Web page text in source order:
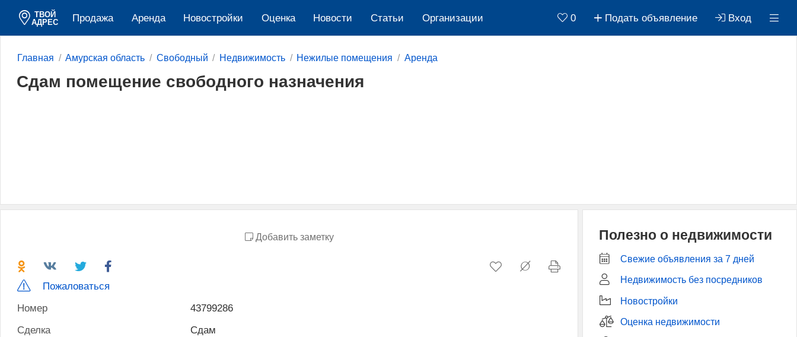
ТВОЙ
АДРЕС
Продажа Аренда Новостройки Оценка Новости Cтатьи Организации 0 Подать объявление Вход
Главная Амурская область Свободный Недвижимость Нежилые помещения Аренда
Сдам помещение свободного назначения
Добавить заметку
Пожаловаться
Номер
43799286
Сделка
Сдам
Полезно о недвижимости
Свежие объявления за 7 дней
Недвижимость без посредников
Новостройки
Оценка недвижимости